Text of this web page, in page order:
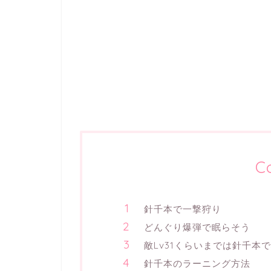
針千本で一撃狩り
どんぐり爆弾で眠らそう
敵Lv31くらいまでは針千本
針千本のラーニング方法